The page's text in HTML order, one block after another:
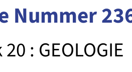
Nummer
: GEOLOGIE